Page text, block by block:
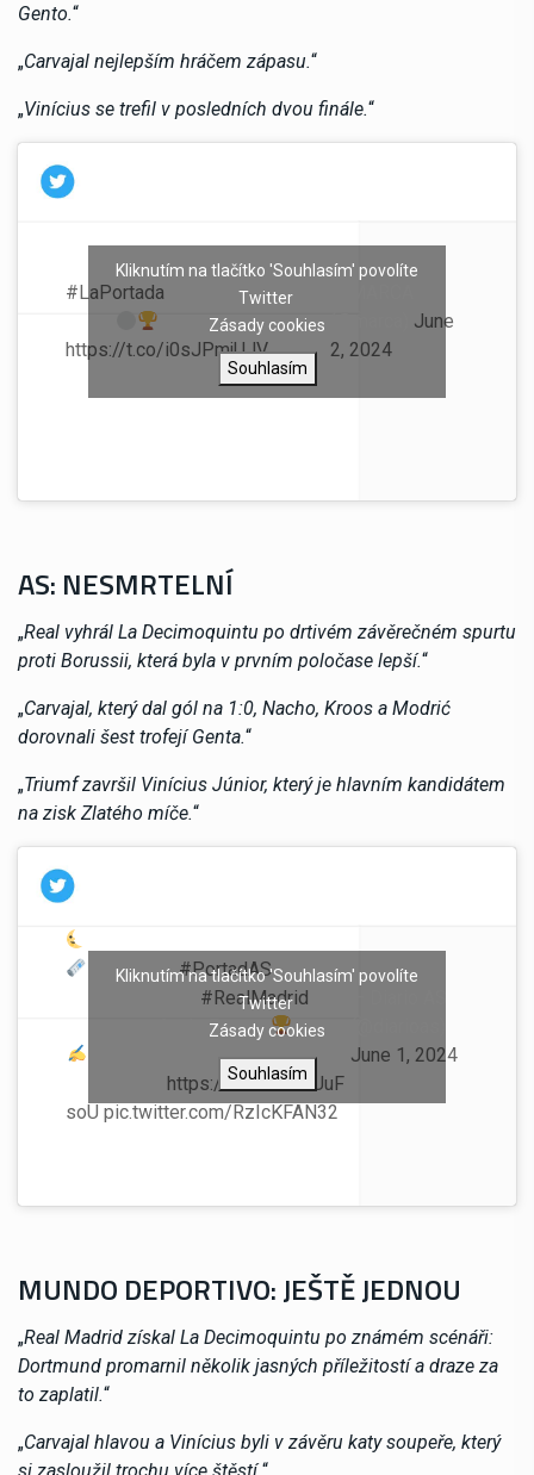
Gento.“
„Carvajal nejlepším hráčem zápasu.“
„Vinícius se trefil v posledních dvou finále.“
#LaPortada Una máquina de
https://t.co/i0sJPmjUJV
June
2, 2024
Kliknutím na tlačítko 'Souhlasím' povolíte
Twitter
Zásady cookies
Souhlasím
AS: NESMRTELNÍ
„Real vyhrál La Decimoquintu po drtivém závěrečném spurtu
proti Borussii, která byla v prvním poločase lepší.“
„Carvajal, který dal gól na 1:0, Nacho, Kroos a Modrić
dorovnali šest trofejí Genta.“
„Triumf završil Vinícius Júnior, který je hlavním kandidátem
na zisk Zlatého míče.“
Esta es la#PortadASde
#RealMadrid
vez campeón de Europa
https://t.co/h2WhUuF
soU pic.twitter.com/RzIcKFAN32
June 1, 2024
Kliknutím na tlačítko 'Souhlasím' povolíte
Twitter
Zásady cookies
Souhlasím
MUNDO DEPORTIVO: JEŠTĚ JEDNOU
„Real Madrid získal La Decimoquintu po známém scénáři:
Dortmund promarnil několik jasných příležitostí a draze za
to zaplatil.“
„Carvajal hlavou a Vinícius byli v závěru katy soupeře, který